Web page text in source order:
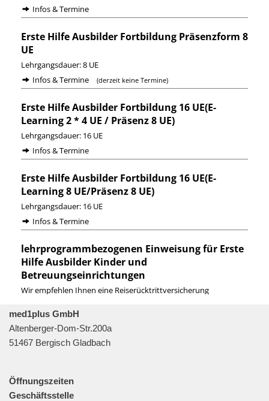
med1plus GmbH
Altenberger-Dom-Str.200a
51467 Bergisch Gladbach
Öffnungszeiten
Geschäftsstelle